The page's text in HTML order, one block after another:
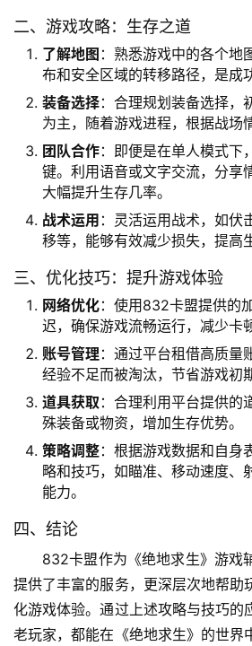
二、游戏攻略：生存之道
了解地图 ：熟悉游戏中的各个地
布和安全区域的转移路径，是成
装备选择：合理规划装备选择，
为主，随着游戏进程，根据战场
团队合作：即便是在单人模式下
键。利用语音或文字交流，分享
大幅提升生存几率。
战术运用 ：灵活运用战术，如伏
移等，能够有效减少损失，提高
三、优化技巧：提升游戏体验
网络优化：使用832卡盟提供的
迟，确保游戏流畅运行，减少卡
账号管理 ：通过平台租借高质量
经验不足而被淘汰，节省游戏初
道具获取 ：合理利用平台提供的
殊装备或物资，增加生存优势。
策略调整：根据游戏数据和自身
略和技巧，如瞄准、移动速度、
能力。
四、结论
832卡盟作为《绝地求生》游戏
提供了丰富的服务，更深层次地帮助
化游戏体验。通过上述攻略与技巧的
老玩家，都能在《绝地求生》的世界